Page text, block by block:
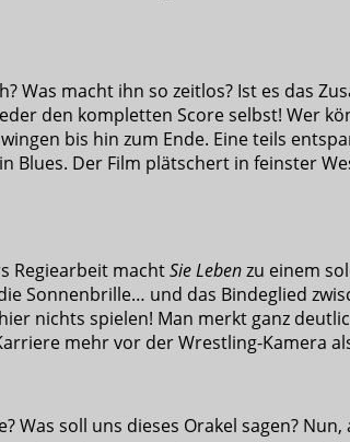
Was macht ihn so zeitlos? Ist es das
den kompletten Score selbst! Wer
bis hin zum Ende. Eine teils
Blues. Der Film plätschert in feinster
Regiearbeit machtSie Lebenzu einem
Sonnenbrille… und das Bindeglied
nichts spielen! Man merkt ganz
mehr vor der Wrestling-Kamera
Was soll uns dieses Orakel sagen?